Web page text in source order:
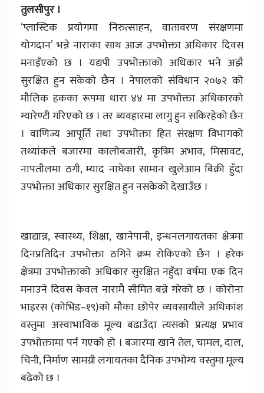
तुलसीपुर ।
‘प्लास्टिक प्रयोगमा निरुत्साहन, वातावरण संरक्षणमा
योगदान’ भन्ने नाराका साथ आज उपभोक्ता अधिकार दिवस
मनाइँएको छ । यद्यपी उपभोक्ताको अधिकार भने अझै
सुरक्षित हुन सकेको छैन । नेपालको संविधान २०७२ को
मौलिक हकका रूपमा धारा ४४ मा उपभोक्ता अधिकारको
ग्यारेण्टी गरिएको छ । तर ब्यवहारमा लागु हुन सकिरहेको छैन
। वाणिज्य आपूर्ति तथा उपभोक्ता हित संरक्षण विभागको
तथ्यांकले बजारमा कालोबजारी, कृत्रिम अभाव, मिसावट,
नापतौलमा ठगी, म्याद नाघेका सामान खुलेआम बिक्री हुँदा
उपभोक्ता अधिकार सुरक्षित हुन नसकेको देखाउँछ ।
खाद्यान्न, स्वास्थ्य, शिक्षा, खानेपानी, इन्धनलगायतका क्षेत्रमा
दिनप्रतिदिन उपभोक्ता ठगिने क्रम रोकिएको छैन । हरेक
क्षेत्रमा उपभोक्ताको अधिकार सुरक्षित नहुँदा वर्षमा एक दिन
मनाउने दिवस केवल नारामै सीमित बन्ने गरेको छ । कोरोना
भाइरस (कोभिड–१९)को मौका छोपेर व्यवसायीले अधिकांश
वस्तुमा अस्वाभाविक मूल्य बढाउँदा त्यसको प्रत्यक्ष प्रभाव
उपभोक्तामा पर्न गएको हो । बजारमा खाने तेल, चामल, दाल,
चिनी, निर्माण सामग्री लगायतका दैनिक उपभोग्य वस्तुमा मूल्य
बढेको छ ।